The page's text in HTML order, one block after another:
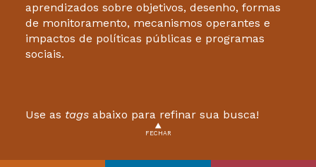
aprendizados sobre objetivos, desenho, formas
de monitoramento, mecanismos operantes e
impactos de políticas públicas e programas
sociais.
Use as tagsabaixo para refinar sua busca!
FECHAR